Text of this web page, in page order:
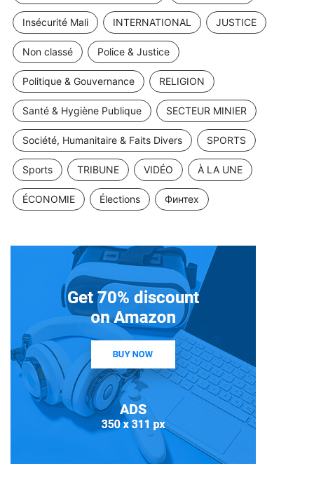
Insécurité Mali INTERNATIONAL JUSTICE
Non classé Police & Justice
Politique & Gouvernance RELIGION
Santé & Hygiène Publique SECTEUR MINIER
Société, Humanitaire & Faits Divers SPORTS
Sports TRIBUNE VIDÉO À LA UNE
ÉCONOMIE Élections Финтех